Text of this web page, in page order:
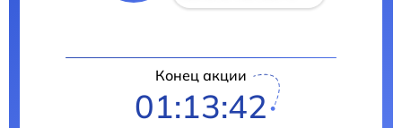
Конец акции
01:13:41